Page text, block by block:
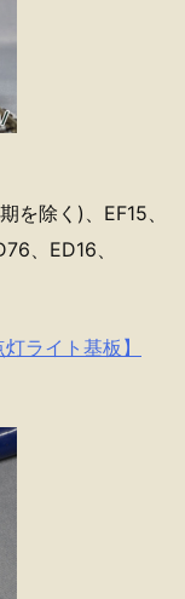
を除く)、EF15、
、ED16、
ライト基板】